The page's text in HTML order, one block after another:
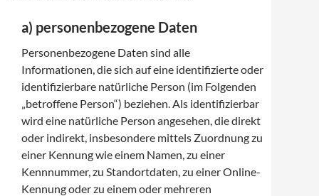
a) personenbezogene Daten
Personenbezogene Daten sind alle
Informationen, die sich auf eine identifizierte oder
identifizierbare natürliche Person (im Folgenden
„betroffene Person“) beziehen. Als identifizierbar
wird eine natürliche Person angesehen, die direkt
oder indirekt, insbesondere mittels Zuordnung zu
einer Kennung wie einem Namen, zu einer
Kennnummer, zu Standortdaten, zu einer Online-
Kennung oder zu einem oder mehreren